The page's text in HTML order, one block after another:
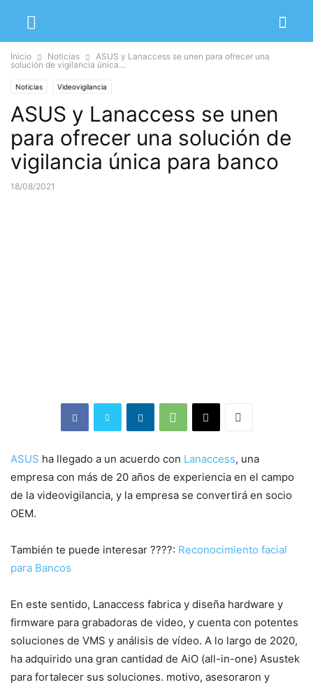
Inicio Noticias
ASUS y Lanaccess se unen para ofrecer una
solución de vigilancia única...
Noticias Videovigilancia
ASUS y Lanaccess se unen
para ofrecer una solución de
vigilancia única para banco
18/08/2021
ASUS ha llegado a un acuerdo con Lanaccess, una
empresa con más de 20 años de experiencia en el campo
de la videovigilancia, y la empresa se convertirá en socio
OEM.
También te puede interesar ????: Reconocimiento facial
para Bancos
En este sentido, Lanaccess fabrica y diseña hardware y
firmware para grabadoras de video, y cuenta con potentes
soluciones de VMS y análisis de vídeo. A lo largo de 2020,
ha adquirido una gran cantidad de AiO (all-in-one) Asustek
para fortalecer sus soluciones. motivo, asesoraron y